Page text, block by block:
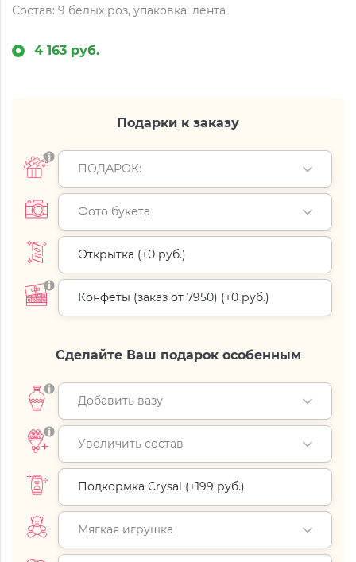
Состав: 9 белых роз, упаковка, лента
4 163 руб.
Подарки к заказу
ПОДАРОК:
Фото букета
Открытка (+0 руб.)
Конфеты (заказ от 7950) (+0 руб.)
Сделайте Ваш подарок особенным
Добавить вазу
Увеличить состав
Подкормка Crysal (+199 руб.)
Мягкая игрушка